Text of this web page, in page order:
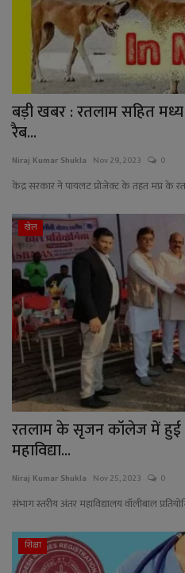
बड़ी खबर : रतलाम सहित
रैब...
Niraj Kumar Shukla Nov 29, 2023 0
केंद्र सरकार ने पायलट प्रोजेक्ट के तहत मप्र के
खेल
रतलाम के सृजन कॉलेज में हुई
महाविद्या...
Niraj Kumar Shukla Nov 25, 2023 0
संभाग स्तरीय अंतर महाविद्यालय वॉलीबाल
शिक्षा